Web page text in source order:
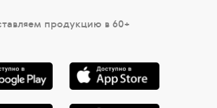
продукцию в 60+